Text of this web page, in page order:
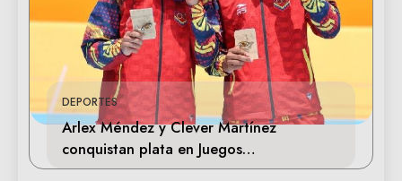
DEPORTES
Arlex Méndez y Clever Martínez
conquistan plata en Juegos
Centroamericanos 2026